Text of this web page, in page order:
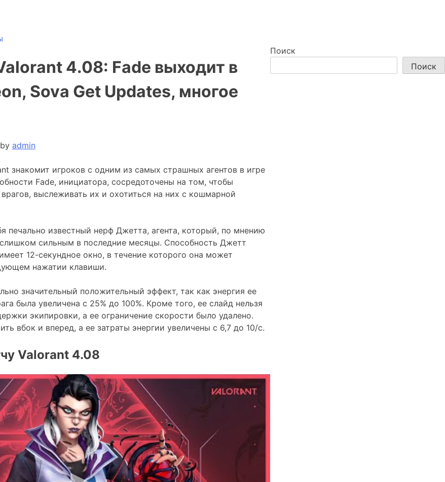
4.08: Fade выходит в
Sova Get Updates, многое
by admin
знакомит игроков с одним из самых страшных агентов в игре
Fade, инициатора, сосредоточены на том, чтобы
выслеживать их и охотиться на них с кошмарной
печально известный нерф Джетта, агента, который, по мнению
сильным в последние месяцы. Способность Джетт
12-секундное окно, в течение которого она может
нажатии клавиши.
значительный положительный эффект, так как энергия ее
была увеличена с 25% до 100%. Кроме того, ее слайд нельзя
экипировки, а ее ограничение скорости было удалено.
вбок и вперед, а ее затраты энергии увеличены с 6,7 до 10/с.
Valorant 4.08
Поиск
Поиск